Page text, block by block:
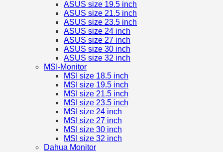
ASUS size 19.5 inch
ASUS size 21.5 inch
ASUS size 23.5 inch
ASUS size 24 inch
ASUS size 27 inch
ASUS size 30 inch
ASUS size 32 inch
MSI-Monitor
MSI size 18.5 inch
MSI size 19.5 inch
MSI size 21.5 inch
MSI size 23.5 inch
MSI size 24 inch
MSI size 27 inch
MSI size 30 inch
MSI size 32 inch
Dahua Monitor